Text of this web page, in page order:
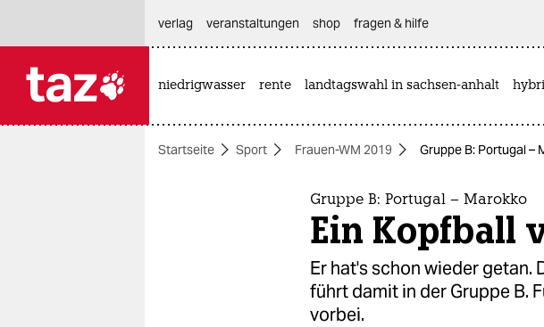
themen
verlag
veranstaltungen shop fragen & hilfe
niedrigwasser rente landtagswahl in sachsen-anhalt
Startseite Sport Frauen-WM 2019 Gruppe B: Portugal –
Gruppe B: Portugal – Marokko
Ein Kopfball
Er hat's schon wieder getan.
führt damit in der Gruppe B.
vorbei.